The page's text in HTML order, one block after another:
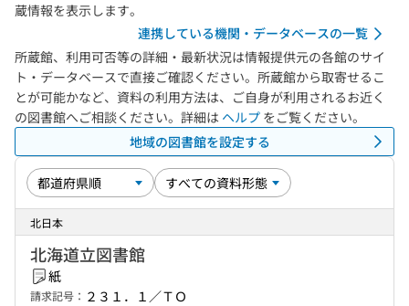
蔵情報を表示します。
連携している機関・データベースの一覧
所蔵館、利用可否等の詳細・最新状況は情報提供元の各館のサイ
ト・データベースで直接ご確認ください。所蔵館から取寄せるこ
とが可能かなど、資料の利用方法は、ご自身が利用されるお近く
の図書館へご相談ください。詳細は ヘルプ をご覧ください。
地域の図書館を設定する
北日本
北海道立図書館
紙
請求記号： ２３１．１／ＴＯ